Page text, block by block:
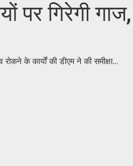
पर गिरेगी
के कार्यों की डीएम ने की समीक्षा...